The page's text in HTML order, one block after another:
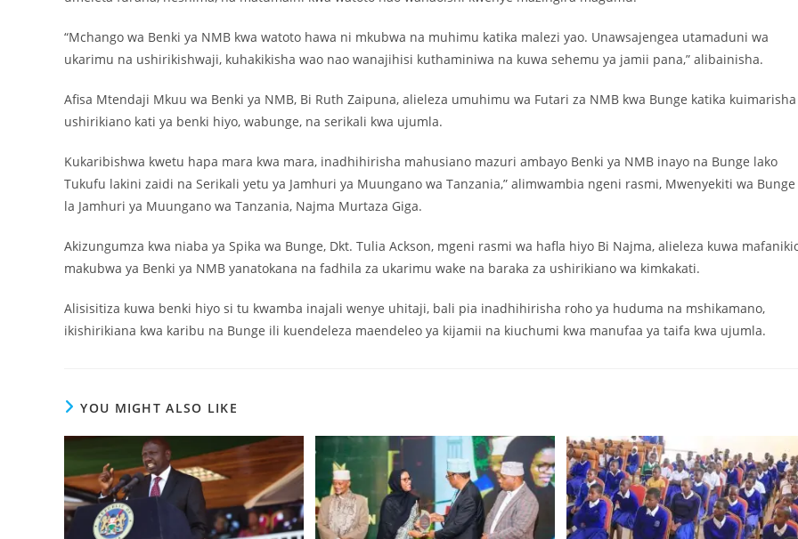
“Mchango wa Benki ya NMB kwa watoto hawa ni mkubwa na muhimu katika malezi yao. Unawsajengea utamaduni wa
ukarimu na ushirikishwaji, kuhakikisha wao nao wanajihisi kuthaminiwa na kuwa sehemu ya jamii pana,” alibainisha.
Afisa Mtendaji Mkuu wa Benki ya NMB, Bi Ruth Zaipuna, alieleza umuhimu wa Futari za NMB kwa Bunge katika kuimarisha
ushirikiano kati ya benki hiyo, wabunge, na serikali kwa ujumla.
Kukaribishwa kwetu hapa mara kwa mara, inadhihirisha mahusiano mazuri ambayo Benki ya NMB inayo na Bunge lako
Tukufu lakini zaidi na Serikali yetu ya Jamhuri ya Muungano wa Tanzania,” alimwambia ngeni rasmi, Mwenyekiti wa Bunge
la Jamhuri ya Muungano wa Tanzania, Najma Murtaza Giga.
Akizungumza kwa niaba ya Spika wa Bunge, Dkt. Tulia Ackson, mgeni rasmi wa hafla hiyo Bi Najma, alieleza kuwa
makubwa ya Benki ya NMB yanatokana na fadhila za ukarimu wake na baraka za ushirikiano wa kimkakati.
Alisisitiza kuwa benki hiyo si tu kwamba inajali wenye uhitaji, bali pia inadhihirisha roho ya huduma na mshikamano,
ikishirikiana kwa karibu na Bunge ili kuendeleza maendeleo ya kijamii na kiuchumi kwa manufaa ya taifa kwa ujumla.
YOU MIGHT ALSO LIKE